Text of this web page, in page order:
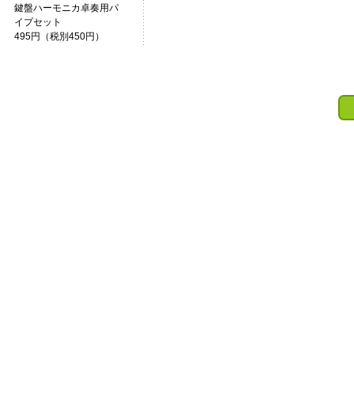
鍵盤ハーモニカ卓奏用パ
イプセット
495円（税別450円）